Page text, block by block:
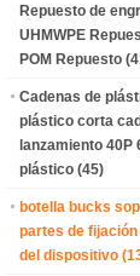
Repuesto de
UHMWPE
POM Repuesto
Cadenas de
plástico corta
lanzamiento 40P
plástico (45)
botella bucks
partes de
del dispositivo